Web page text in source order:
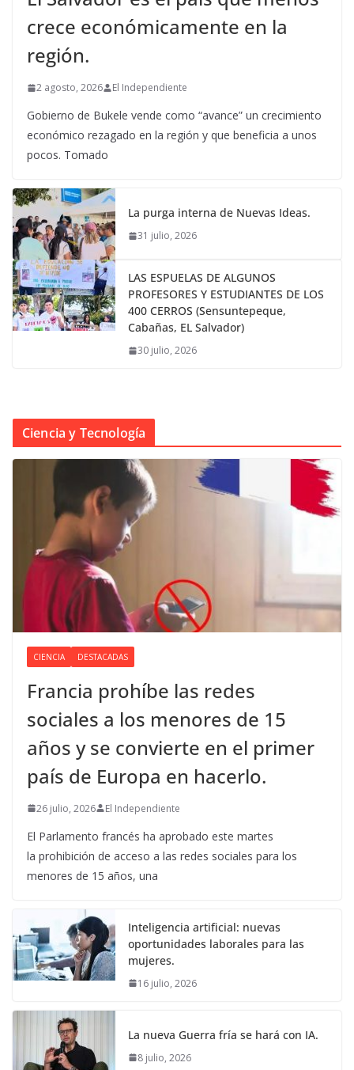
crece económicamente en la
región.
2 agosto, 2026 El Independiente
Gobierno de Bukele vende como “avance” un crecimiento
económico rezagado en la región y que beneficia a unos
pocos. Tomado
La purga interna de Nuevas Ideas.
31 julio, 2026
LAS ESPUELAS DE ALGUNOS
PROFESORES Y ESTUDIANTES DE LOS
400 CERROS (Sensuntepeque,
Cabañas, EL Salvador)
30 julio, 2026
Ciencia y Tecnología
CIENCIA DESTACADAS
Francia prohíbe las redes
sociales a los menores de 15
años y se convierte en el primer
país de Europa en hacerlo.
26 julio, 2026 El Independiente
El Parlamento francés ha aprobado este martes
la prohibición de acceso a las redes sociales para los
menores de 15 años, una
Inteligencia artificial: nuevas
oportunidades laborales para las
mujeres.
16 julio, 2026
La nueva Guerra fría se hará con IA.
8 julio, 2026